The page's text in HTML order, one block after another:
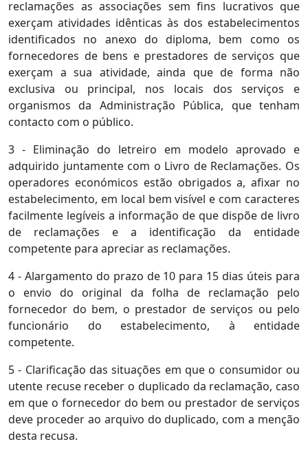
reclamações as associações sem fins lucrativos que
exerçam atividades idênticas às dos estabelecimentos
identificados no anexo do diploma, bem como os
fornecedores de bens e prestadores de serviços que
exerçam a sua atividade, ainda que de forma não
exclusiva ou principal, nos locais dos serviços e
organismos da Administração Pública, que tenham
contacto com o público.
3 - Eliminação do letreiro em modelo aprovado e
adquirido juntamente com o Livro de Reclamações. Os
operadores económicos estão obrigados a, afixar no
estabelecimento, em local bem visível e com caracteres
facilmente legíveis a informação de que dispõe de livro
de reclamações e a identificação da entidade
competente para apreciar as reclamações.
4 - Alargamento do prazo de 10 para 15 dias úteis para
o envio do original da folha de reclamação pelo
fornecedor do bem, o prestador de serviços ou pelo
funcionário do estabelecimento, à entidade
competente.
5 - Clarificação das situações em que o consumidor ou
utente recuse receber o duplicado da reclamação, caso
em que o fornecedor do bem ou prestador de serviços
deve proceder ao arquivo do duplicado, com a menção
desta recusa.